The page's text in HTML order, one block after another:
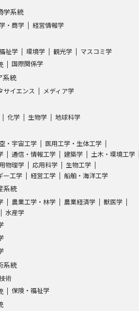
ユーザーサポート
資料の料金のお支払いについて 受付内容
個人情報取扱規定
受験情報リンク
学系統
・商学 経営情報学
祉学 環境学 観光学 マスコミ学
国際関係学
系統
サイエンス メディア学
化学 生物学 地球科学
・宇宙工学
医用工学・生体工学
通信・情報工学 建築学
土木・環境工学
物理学 応用科学
生物工学
ー工学
経営工学 船舶・海洋工学
系統
農業工学・林学 農業経済学
獣医学
水産学
系統
術
保険・福祉学